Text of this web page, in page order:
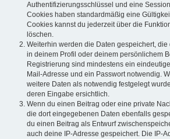
Authentifizierungsschlüssel und eine
Cookies haben standardmäßig eine
Cookies kannst du jederzeit über die
löschen.
Weiterhin werden die Daten gespeichert,
in deinem Profil oder deinem persönlichem
Registrierung sind mindestens ein
Mail-Adresse und ein Passwort notwendig.
weitere Daten als notwendig festgelegt
deren Eingabe ersichtlich.
Wenn du einen Beitrag oder eine private
die dort eingegebenen Daten ebenfalls
du einen Beitrag als Entwurf
auch deine IP-Adresse gespeichert. Die IP-